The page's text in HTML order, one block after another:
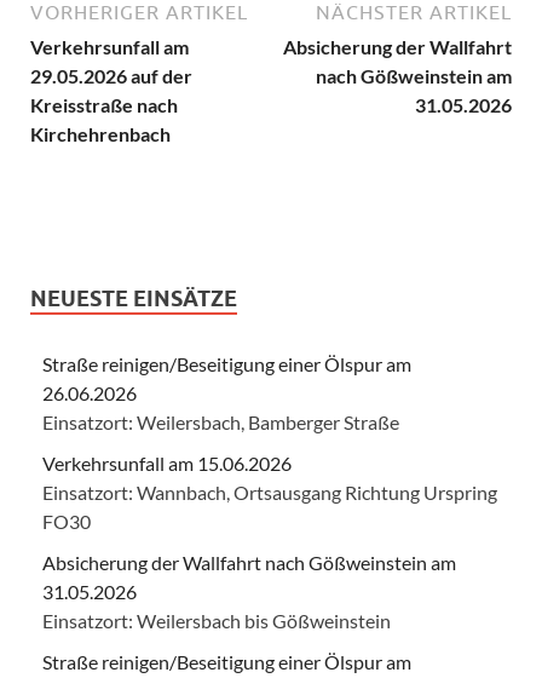
VORHERIGER ARTIKEL
Verkehrsunfall am
29.05.2026 auf der
Kreisstraße nach
Kirchehrenbach
NÄCHSTER ARTIKEL
Absicherung der Wallfahrt
nach Gößweinstein am
31.05.2026
NEUESTE EINSÄTZE
Straße reinigen/Beseitigung einer Ölspur am
26.06.2026
Einsatzort: Weilersbach, Bamberger Straße
Verkehrsunfall am 15.06.2026
Einsatzort: Wannbach, Ortsausgang Richtung Urspring
FO30
Absicherung der Wallfahrt nach Gößweinstein am
31.05.2026
Einsatzort: Weilersbach bis Gößweinstein
Straße reinigen/Beseitigung einer Ölspur am